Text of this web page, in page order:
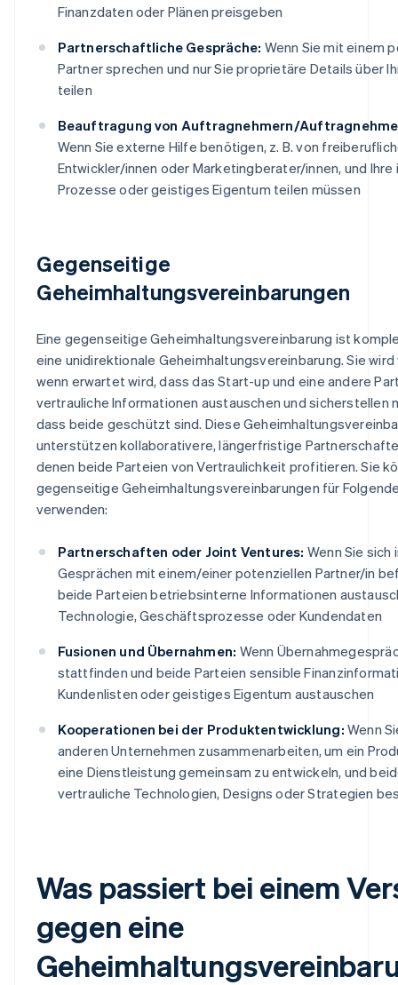
Finanzdaten oder Plänen preisgeben
Partnerschaftliche Gespräche: Wenn Sie mit einem
Partner sprechen und nur Sie proprietäre Details über
teilen
Beauftragung von Auftragnehmern/
Wenn Sie externe Hilfe benötigen, z. B. von
Entwickler/innen oder Marketingberater/innen, und Ihre
Prozesse oder geistiges Eigentum teilen müssen
Gegenseitige
Geheimhaltungsvereinbarungen
Eine gegenseitige Geheimhaltungsvereinbarung ist
eine unidirektionale Geheimhaltungsvereinbarung. Sie
wenn erwartet wird, dass das Start-up und eine andere
vertrauliche Informationen austauschen und sicherstellen
dass beide geschützt sind. Diese
unterstützen kollaborativere, längerfristige
denen beide Parteien von Vertraulichkeit profitieren. Sie
gegenseitige Geheimhaltungsvereinbarungen für
verwenden:
Partnerschaften oder Joint Ventures: Wenn Sie sich
Gesprächen mit einem/einer potenziellen Partner/in
beide Parteien betriebsinterne Informationen
Technologie, Geschäftsprozesse oder Kundendaten
Fusionen und Übernahmen: Wenn
stattfinden und beide Parteien sensible
Kundenlisten oder geistiges Eigentum austauschen
Kooperationen bei der Produktentwicklung: Wenn
anderen Unternehmen zusammenarbeiten, um ein
eine Dienstleistung gemeinsam zu entwickeln, und
vertrauliche Technologien, Designs oder Strategien
Was passiert bei einem
gegen eine